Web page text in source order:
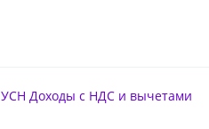
УСН Доходы с НДС и вычетами